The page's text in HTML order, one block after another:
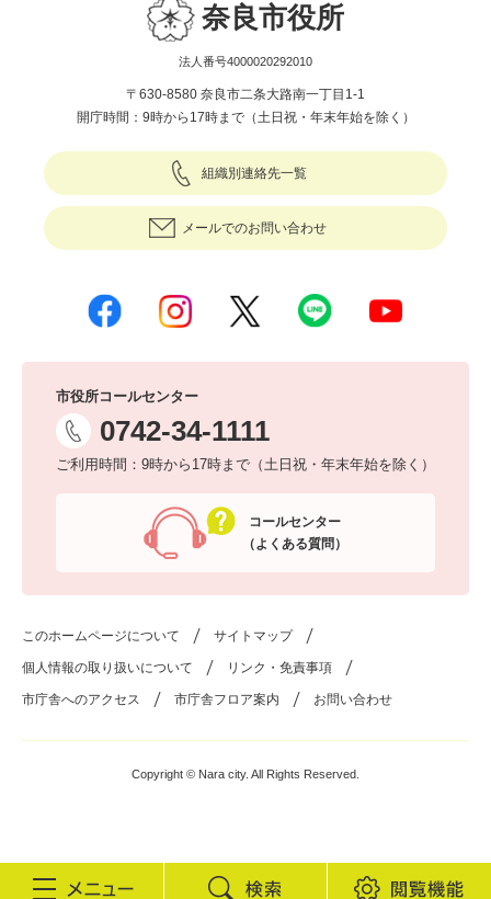
奈良市役所
法人番号4000020292010
〒630-8580 奈良市二条大路南一丁目1-1
開庁時間：9時から17時まで（土日祝・年末年始を除く）
組織別連絡先一覧
メールでのお問い合わせ
市役所コールセンター
0742-34-1111
ご利用時間：9時から17時まで（土日祝・年末年始を除く）
コールセンター
（よくある質問）
このホームページについて サイトマップ
個人情報の取り扱いについて リンク・免責事項
市庁舎へのアクセス 市庁舎フロア案内 お問い合わせ
Copyright © Nara city. All Rights Reserved.